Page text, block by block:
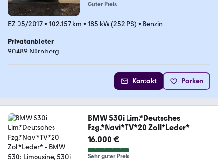
Guter Preis
EZ 05/2017• 102.157 km • 185 kW (252 PS) • Benzin
Privatanbieter
90489 Nürnberg
Kontakt Parken
BMW 530i Lim.*Deutsches
Fzg.*Navi*TV*20 Zoll*Leder*
16.000 €
Sehr guter Preis